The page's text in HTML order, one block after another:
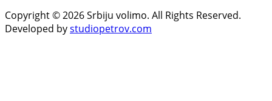
Copyright © 2026 Srbiju volimo. All Rights Reserved.
Developed bystudiopetrov.com